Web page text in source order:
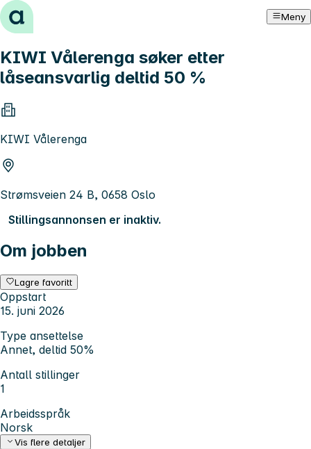
Hopp til innhold Meny
KIWI Vålerenga søker etter
låseansvarlig deltid 50 %
KIWI Vålerenga
Strømsveien 24 B, 0658 Oslo
Stillingsannonsen er inaktiv.
Om jobben
Lagre favoritt
Oppstart
15. juni 2026
Type ansettelse
Annet, deltid 50%
Antall stillinger
1
Arbeidsspråk
Norsk
Vis flere detaljer